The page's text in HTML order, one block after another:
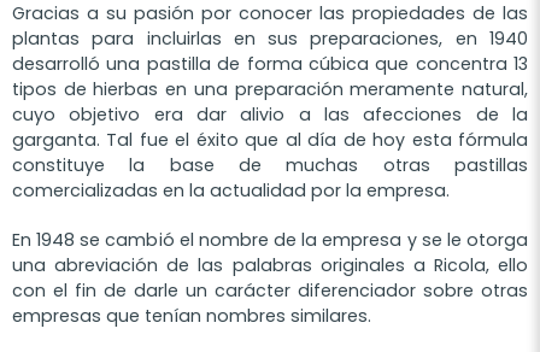
Gracias a su pasión por conocer las propiedades de las
plantas para incluirlas en sus preparaciones, en 1940
desarrolló una pastilla de forma cúbica que concentra 13
tipos de hierbas en una preparación meramente natural,
cuyo objetivo era dar alivio a las afecciones de la
garganta. Tal fue el éxito que al día de hoy esta fórmula
constituye la base de muchas otras pastillas
comercializadas en la actualidad por la empresa.
En 1948 se cambió el nombre de la empresa y se le otorga
una abreviación de las palabras originales a Ricola, ello
con el fin de darle un carácter diferenciador sobre otras
empresas que tenían nombres similares.